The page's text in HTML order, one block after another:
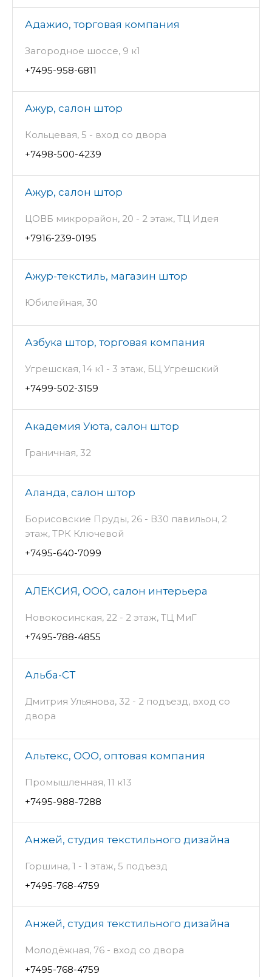
Адажио, торговая компания
Загородное шоссе, 9 к1
+7495-958-6811
Ажур, салон штор
Кольцевая, 5 - вход со двора
+7498-500-4239
Ажур, салон штор
ЦОВБ микрорайон, 20 - 2 этаж, ТЦ Идея
+7916-239-0195
Ажур-текстиль, магазин штор
Юбилейная, 30
Азбука штор, торговая компания
Угрешская, 14 к1 - 3 этаж, БЦ Угрешский
+7499-502-3159
Академия Уюта, салон штор
Граничная, 32
Аланда, салон штор
Борисовские Пруды, 26 - В30 павильон, 2
этаж, ТРК Ключевой
+7495-640-7099
АЛЕКСИЯ, ООО, салон интерьера
Новокосинская, 22 - 2 этаж, ТЦ МиГ
+7495-788-4855
Альба-СТ
Дмитрия Ульянова, 32 - 2 подъезд, вход со
двора
Альтекс, ООО, оптовая компания
Промышленная, 11 к13
+7495-988-7288
Анжей, студия текстильного дизайна
Горшина, 1 - 1 этаж, 5 подъезд
+7495-768-4759
Анжей, студия текстильного дизайна
Молодёжная, 76 - вход со двора
+7495-768-4759